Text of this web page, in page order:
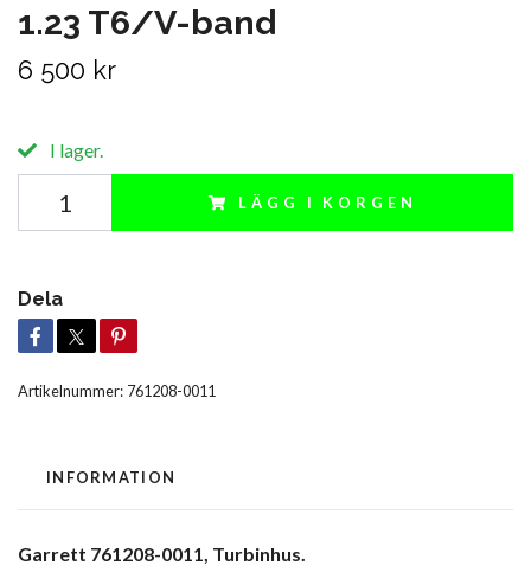
1.23 T6/V-band
6 500 kr
I lager.
LÄGG I KORGEN
Dela
Artikelnummer: 761208-0011
INFORMATION
Garrett 761208-0011, Turbinhus.